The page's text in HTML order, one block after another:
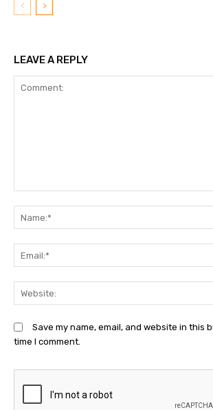
LEAVE A REPLY
Save my name, email, and website in this
time I comment.